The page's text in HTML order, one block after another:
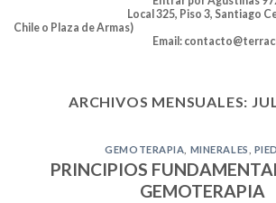
Local 325, Piso 3, Santiago
Chile o Plaza de Armas)
Email:
ARCHIVOS MENSUALES:
GEMOTERAPIA MINERALES
PRINCIPIOS
GEMOTERAPIA